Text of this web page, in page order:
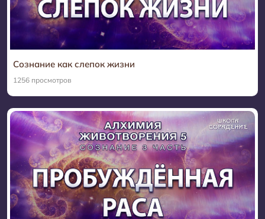
Сознание как слепок жизни
1256 просмотров